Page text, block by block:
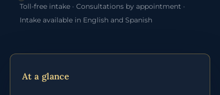
Toll-free intake · Consultations by appointment ·
Intake available in English and Spanish
At a glance